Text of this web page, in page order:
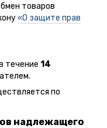
товаров
«О защите прав
течение 14
по
надлежащего